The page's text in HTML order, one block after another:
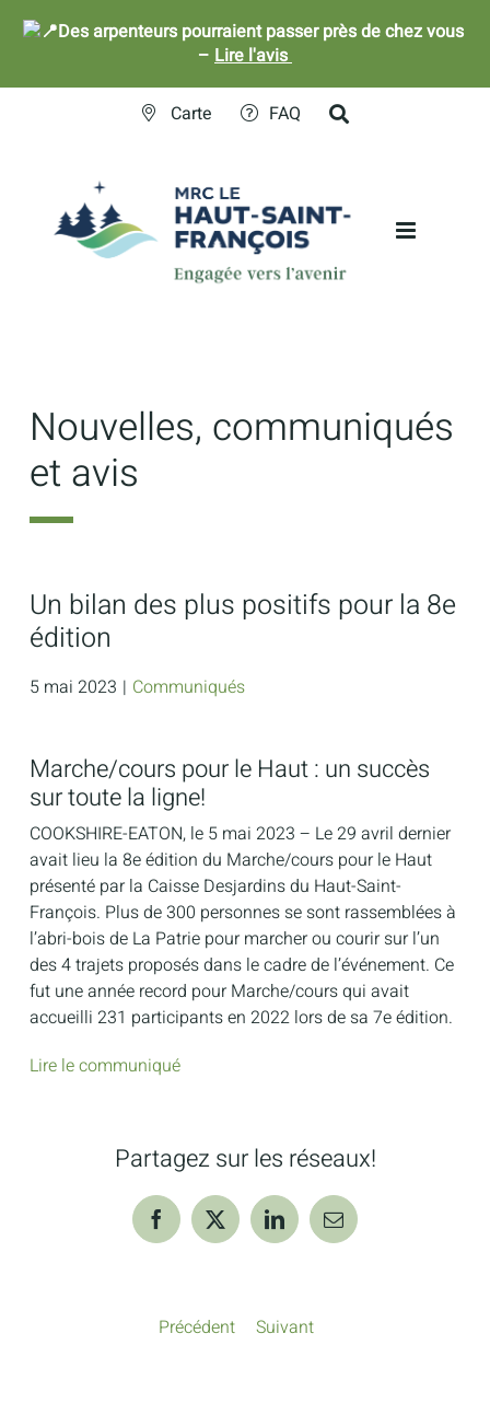
Des arpenteurs pourraient passer près de chez vous
– Lire l'avis
Carte FAQ
Nouvelles, communiqués
et avis
Un bilan des plus positifs pour la 8e
édition
5 mai 2023 | Communiqués
Marche/cours pour le Haut : un succès
sur toute la ligne!
COOKSHIRE-EATON, le 5 mai 2023 – Le 29 avril dernier
avait lieu la 8e édition du Marche/cours pour le Haut
présenté par la Caisse Desjardins du Haut-Saint-
François. Plus de 300 personnes se sont rassemblées à
l’abri-bois de La Patrie pour marcher ou courir sur l’un
des 4 trajets proposés dans le cadre de l’événement. Ce
fut une année record pour Marche/cours qui avait
accueilli 231 participants en 2022 lors de sa 7e édition.
Lire le communiqué
Partagez sur les réseaux!
Facebook
X LinkedInCourriel
Précédent Suivant